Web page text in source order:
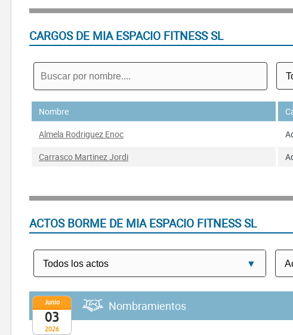
CARGOS DE MIA ESPACIO FITNESS SL
Nombre
Almela Rodriguez Enoc
Carrasco Martinez Jordi
ACTOS BORME DE MIA ESPACIO FITNESS SL
2026
Junio
03
Nombramientos